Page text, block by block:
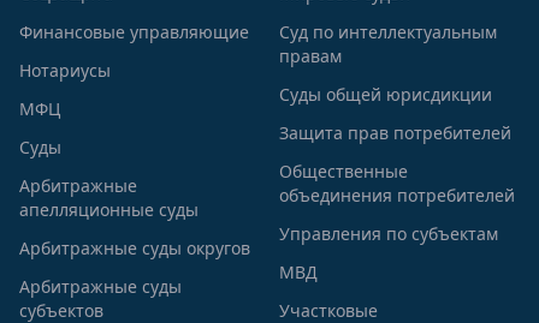
Финансовые управляющие
Нотариусы
МФЦ
Суды
Арбитражные
апелляционные суды
Арбитражные суды округов
Арбитражные суды
субъектов
Суд по интеллектуальным
правам
Суды общей юрисдикции
Защита прав потребителей
Общественные
объединения потребителей
Управления по субъектам
МВД
Участковые